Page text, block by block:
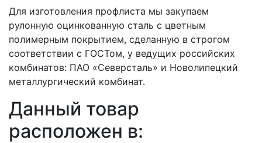
Для изготовления профлиста мы закупаем
рулонную оцинкованную сталь с цветным
полимерным покрытием, сделанную в строгом
соответствии с ГОСТом, у ведущих российских
комбинатов: ПАО «Северсталь» и Новолипецкий
металлургический комбинат.
Данный товар
расположен в: